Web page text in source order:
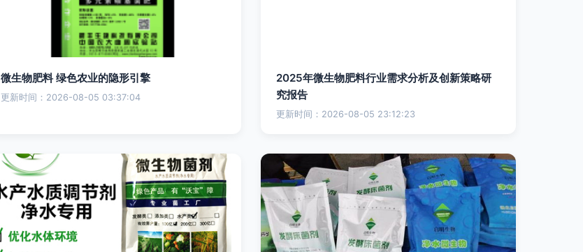
微生物肥料 绿色农业的隐形引擎
更新时间：2026-08-05 03:37:04
2025年微生物肥料行业需求分析及创新策略研
究报告
更新时间：2026-08-05 23:12:23